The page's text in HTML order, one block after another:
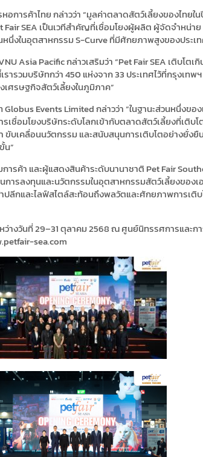
การค้าไทย กล่าวว่า“มูลค่าตลาดสัตว์เลี้ยงของไทยใ
Fair SEA เป็นเวทีสำคัญที่เชื่อมโยงผู้ผลิต ผู้จัดจำหน่าย
นึ่งในอุตสาหกรรมS-Curveที่มีศักยภาพสูงของประเ
Asia Pacificกล่าวเสริมว่า“Pet Fair SEA เติบโตเ
รารวมบริษัทกว่า450 แห่งจาก33 ประเทศไว้ที่กรุงเทพ
ศรษฐกิจสัตว์เลี้ยงในภูมิภาค”
Globus Events Limitedกล่าวว่า“ในฐานะส่วนหนึ่งขอ
เชื่อมโยงบริษัทระดับโลกเข้ากับตลาดสัตว์เลี้ยงที่เติบโ
ขับเคลื่อนนวัตกรรม และสนับสนุนการเติบโตอย่างยั่งยื
น”
รค้า และผู้แสดงสินค้าระดับนานาชาติ Pet Fair
ารลงทุนและนวัตกรรมในอุตสาหกรรมสัตว์เลี้ยงของเ
ปลีกและไลฟ์สไตล์สะท้อนถึงพลวัตและศักยภาพการเติ
ว่างวันที่29–31ตุลาคม2568ณ ศูนย์นิทรรศการและก
sea.com